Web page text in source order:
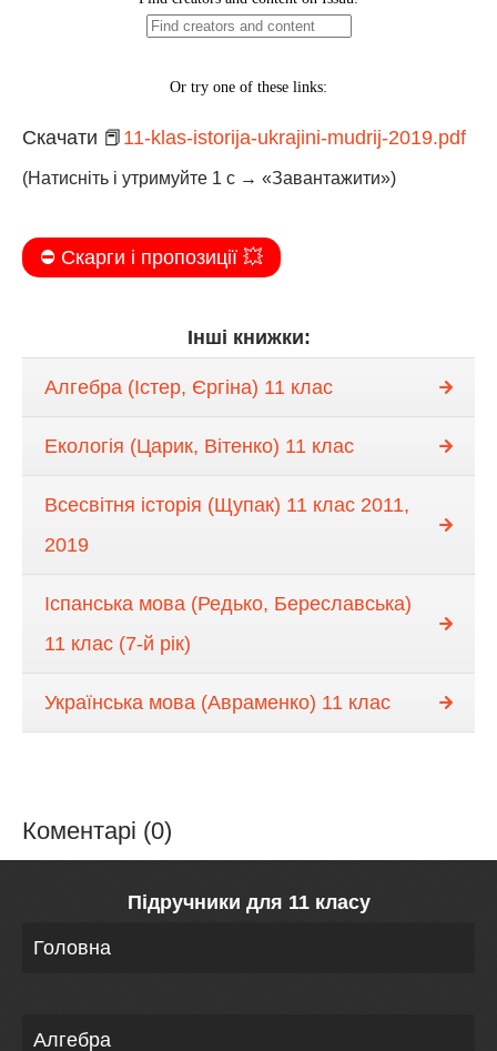
Скачати 📕 11-klas-istorija-ukrajini-mudrij-2019.pdf
(Натисніть і утримуйте 1 с → «Завантажити»)
⛔️ Скарги і пропозиції 💥
Інші книжки:
Алгебра (Істер, Єргіна) 11 клас
Екологія (Царик, Вітенко) 11 клас
Всесвітня історія (Щупак) 11 клас 2011,
2019
Іспанська мова (Редько, Береславська)
11 клас (7-й рік)
Українська мова (Авраменко) 11 клас
Коментарі (0)
Підручники для 11 класу
Головна
Алгебра